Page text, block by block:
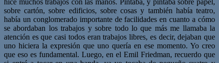
sobre cartón, sobre edificios, sobre cosas y también había teatro,
había un conglomerado importante de facilidades en cuanto a cómo
se abordaban los trabajos y sobre todo lo que más me llamaba la
atención es que casi todos eran trabajos libres, es decir, dejaban que
uno hiciera la expresión que uno quería en ese momento. Yo creo
que eso es fundamental. Luego, en el Emil Friedman, recuerdo que